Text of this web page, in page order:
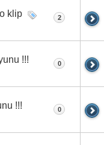
klip 2
!!! 0
!!! 0